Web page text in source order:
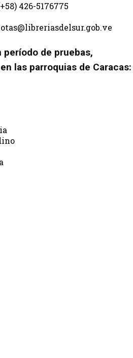
426-5176775
período de pruebas,
las parroquias de Caracas: